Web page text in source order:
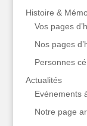
Histoire &
Vos pages
Nos pages
Personnes
Actualités
Evénements
Notre page